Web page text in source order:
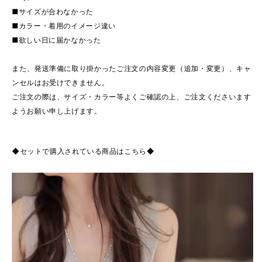
■サイズが合わなかった
■カラー・着用のイメージ違い
■欲しい日に届かなかった
また、発送準備に取り掛かったご注文の内容変更（追加・変更）、キャ
ンセルはお受けできません。
ご注文の際は、サイズ・カラー等よくご確認の上、ご注文くださいます
ようお願い申し上げます。
◆セットで購入されている商品はこちら◆